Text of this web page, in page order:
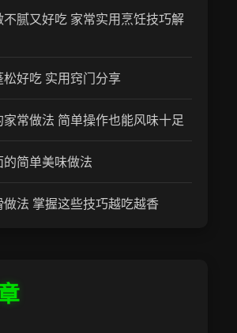
腻又好吃 家常实用烹饪技巧解
好吃 实用窍门分享
常做法 简单操作也能风味十足
简单美味做法
法 掌握这些技巧越吃越香